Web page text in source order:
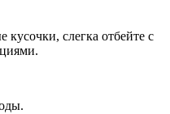
слегка отбейте с